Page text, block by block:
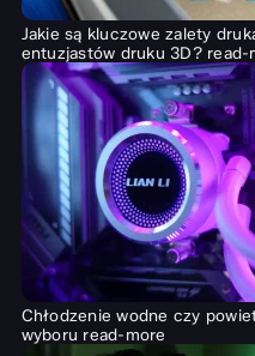
Jakie są kluczowe zalety
entuzjastów druku 3D? read-
Chłodzenie wodne czy
wyboru read-more